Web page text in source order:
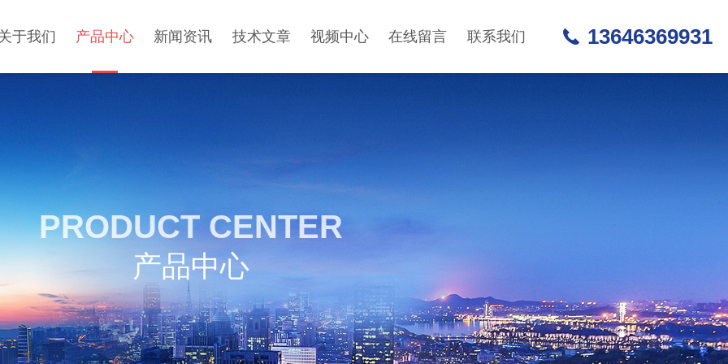
于我们 产品中心 新闻资讯 技术文章 视频中心 在线留言 联系我们 13646369931
PRODUCT CENTER
产品中心